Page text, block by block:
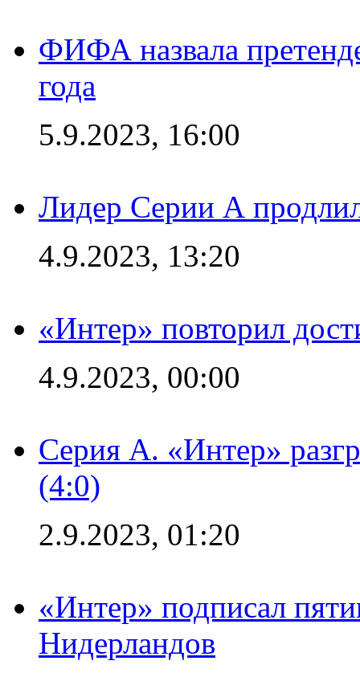
ФИФА назвала
года
5.9.2023, 16:00
Лидер Серии А
4.9.2023, 13:20
«Интер» повторил
4.9.2023, 00:00
Серия А. «Интер»
(4:0)
2.9.2023, 01:20
«Интер» подписал
Нидерландов